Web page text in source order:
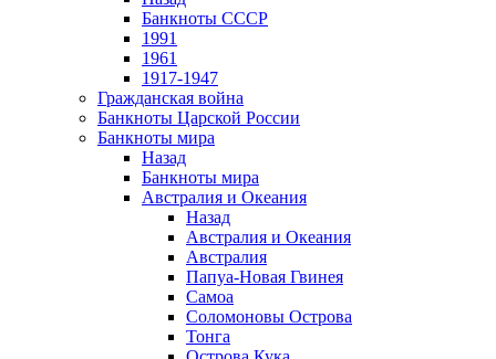
Банкноты СССР
1991
1961
1917-1947
Гражданская война
Банкноты Царской России
Банкноты мира
Назад
Банкноты мира
Австралия и Океания
Назад
Австралия и Океания
Австралия
Папуа-Новая Гвинея
Самоа
Соломоновы Острова
Тонга